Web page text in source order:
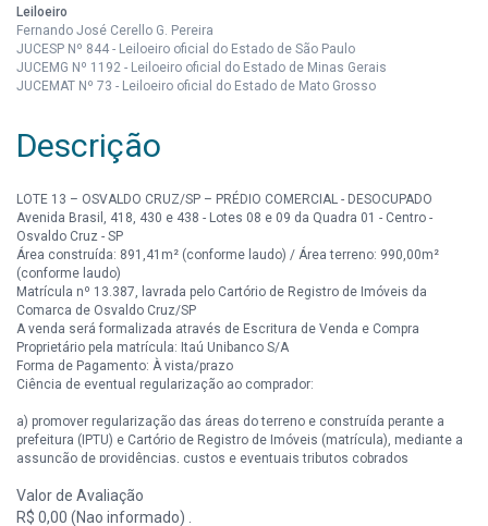
Leiloeiro
Fernando José Cerello G. Pereira
JUCESP Nº 844 - Leiloeiro oficial do Estado de São Paulo
JUCEMG Nº 1192 - Leiloeiro oficial do Estado de Minas Gerais
JUCEMAT Nº 73 - Leiloeiro oficial do Estado de Mato Grosso
Descrição
LOTE 13 – OSVALDO CRUZ/SP – PRÉDIO COMERCIAL - DESOCUPADO
Avenida Brasil, 418, 430 e 438 - Lotes 08 e 09 da Quadra 01 - Centro -
Osvaldo Cruz - SP
Área construída: 891,41m² (conforme laudo) / Área terreno: 990,00m²
(conforme laudo)
Matrícula nº 13.387, lavrada pelo Cartório de Registro de Imóveis da
Comarca de Osvaldo Cruz/SP
A venda será formalizada através de Escritura de Venda e Compra
Proprietário pela matrícula: Itaú Unibanco S/A
Forma de Pagamento: À vista/prazo
Ciência de eventual regularização ao comprador:
a) promover regularização das áreas do terreno e construída perante a
prefeitura (IPTU) e Cartório de Registro de Imóveis (matrícula), mediante a
assunção de providências, custos e eventuais tributos cobrados
b) promover as obras necessárias no imóvel para atendimento de
eventuais exigências do Corpo de Bombeiros e demais órgãos, visando a
Valor de Avaliação
R$ 0,00 (Nao informado) .